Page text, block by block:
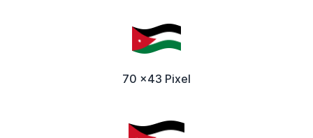
70 x43 Pixel